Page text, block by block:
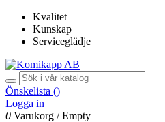
Kvalitet
Kunskap
Serviceglädje
Önskelista ()
Logga in
0 Varukorg /Empty